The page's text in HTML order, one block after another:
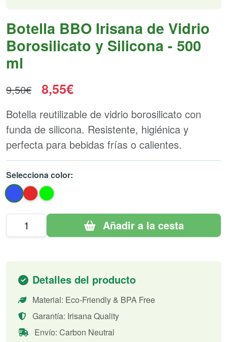
Botella BBO Irisana de Vidrio
Borosilicato y Silicona - 500
ml
9,50€ 8,55€
Botella reutilizable de vidrio borosilicato con
funda de silicona. Resistente, higiénica y
perfecta para bebidas frías o calientes.
Selecciona color:
Añadir a la cesta
Detalles del producto
Material: Eco-Friendly & BPA Free
Garantía: Irisana Quality
Envío: Carbon Neutral